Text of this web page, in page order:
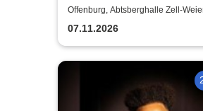
Offenburg, Abtsberghalle Zell-
07.11.2026